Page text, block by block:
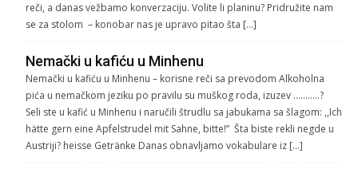
reči, a danas vežbamo konverzaciju. Volite li planinu? Pridružite nam
se za stolom – konobar nas je upravo pitao šta […]
Nemački u kafiću u Minhenu
Nemački u kafiću u Minhenu – korisne reči sa prevodom Alkoholna
pića u nemačkom jeziku po pravilu su muškog roda, izuzev ………..?
Seli ste u kafić u Minhenu i naručili štrudlu sa jabukama sa šlagom: ,,Ich
hätte gern eine Apfelstrudel mit Sahne, bitte!” Šta biste rekli negde u
Austriji? heisse Getränke Danas obnavljamo vokabulare iz […]